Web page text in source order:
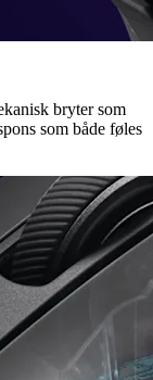
bryter som
som både føles